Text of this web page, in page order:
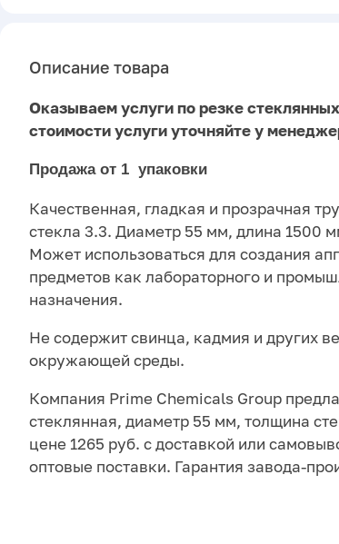
Описание товара
Оказываем услуги по резке
стоимости услуги уточняйте у
Продажа от 1 упаковки
Качественная, гладкая и прозрачная
стекла 3.3. Диаметр 55 мм, длина 1500
Может использоваться для создания
предметов как лабораторного и
назначения.
Не содержит свинца, кадмия и других
окружающей среды.
Компания Prime Chemicals Group
стеклянная, диаметр 55 мм, толщина
цене 1265 руб. с доставкой или
оптовые поставки. Гарантия завода-